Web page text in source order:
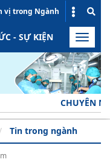
vị trong Ngành
- SỰ KIỆN HOẠT
Toggle
CHUYÊN NGHIỆP -
Tin trong ngành